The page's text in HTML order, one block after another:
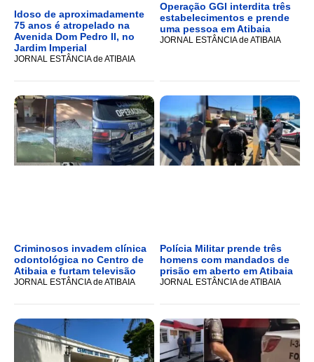
Idoso de aproximadamente
75 anos é atropelado na
Avenida Dom Pedro II, no
Jardim Imperial
JORNAL ESTÂNCIA de ATIBAIA
Operação GGI interdita três
estabelecimentos e prende
uma pessoa em Atibaia
JORNAL ESTÂNCIA de ATIBAIA
Criminosos invadem clínica
odontológica no Centro de
Atibaia e furtam televisão
JORNAL ESTÂNCIA de ATIBAIA
Polícia Militar prende três
homens com mandados de
prisão em aberto em Atibaia
JORNAL ESTÂNCIA de ATIBAIA